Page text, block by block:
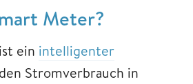
Meter?
ein intelligenter
Stromverbrauch in